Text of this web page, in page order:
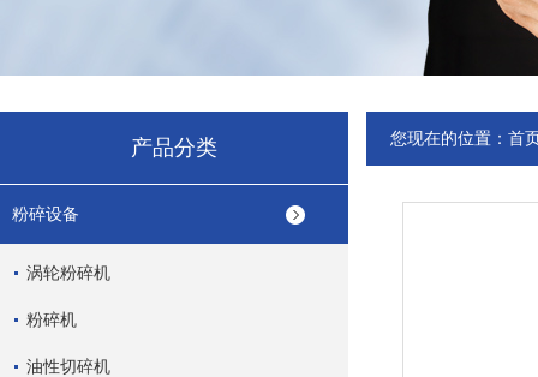
产品分类
粉碎设备
涡轮粉碎机
粉碎机
油性切碎机
您现在的位置： 首